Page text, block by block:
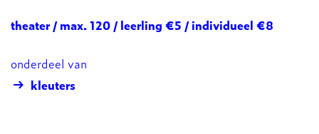
theater / max. 120 / leerling €5 / individueel €8
onderdeel van
kleuters